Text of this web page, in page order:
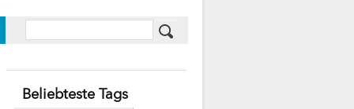
Beliebteste Tags